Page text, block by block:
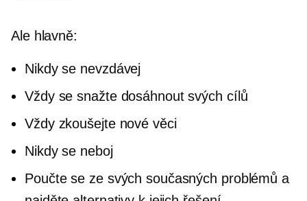
Ale hlavně:
Nikdy se nevzdávej
Vždy se snažte dosáhnout svých cílů
Vždy zkoušejte nové věci
Nikdy se neboj
Poučte se ze svých současných problémů a